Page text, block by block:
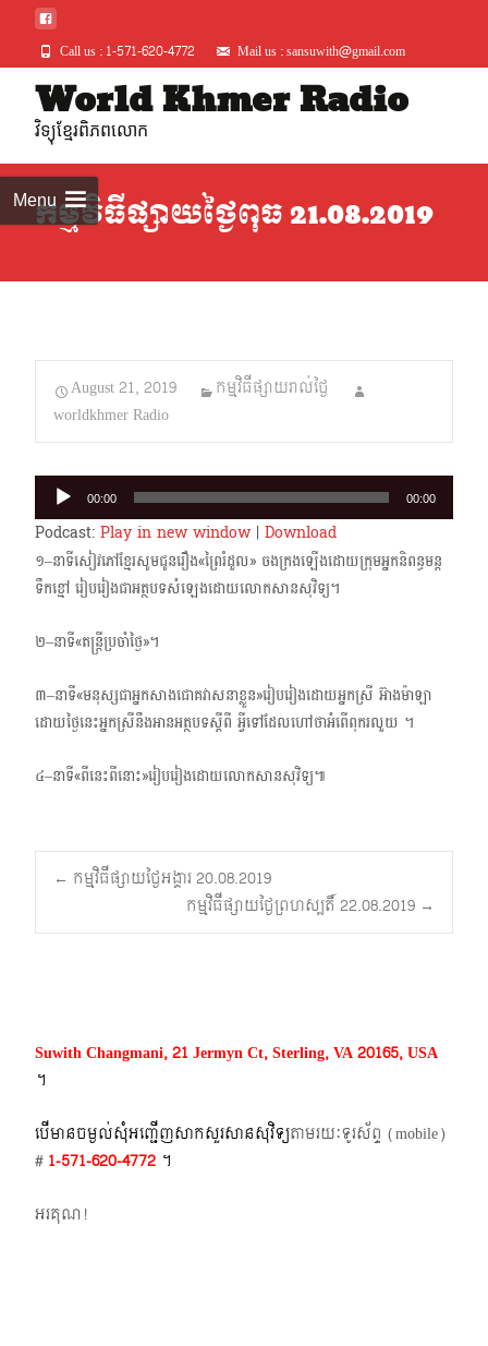
Call us : 1-571-620-4772 Mail us : sansuwith@gmail.com
World Khmer Radio
វិទ្យុខ្មែរពិភពលោក
Menuកម្មវិធីផ្សាយថ្ងៃពុធ 21.08.2019
August 21, 2019
កម្មវិធីផ្សាយរាល់ថ្ងៃ
worldkhmer Radio
Audio
Player
00:00 00:00
Podcast: Play in new window| Download
១–នាទីសៀវភៅខ្មែរសូមជូនរឿង«ព្រៃរំដួល» ចងក្រងឡើងដោយក្រុមអ្នកនិពន្ធមន្ត
ទឹកខ្មៅ រៀបរៀងជា​អត្ថបទសំឡេងដោយលោកសានសុវិទ្យ។
២–នាទី«តន្ត្រីប្រចាំថ្ងៃ»។
៣–នាទី«មនុស្សជាអ្នកសាងជោគវាសនាខ្លួន»រៀបរៀងដោយអ្នកស្រី អ៊ាងម៉ាឡា
ដោយថ្ងៃនេះអ្នកស្រី​នឹងអានអត្ថបទស្តីពី អ្វីទៅដែលហៅថាអំពើពុករលួយ ។
៤–នាទី«ពីនេះពីនោះ»រៀបរៀងដោយលោកសានសុវិទ្យ៕
Post
navigation
← កម្មវិធីផ្សាយថ្ងៃអង្គារ 20.08.2019
កម្មវិធីផ្សាយថ្ងៃព្រហស្បតិ៍ 22.08.2019 →
Suwith Changmani, 21 Jermyn Ct, Sterling, VA 20165, USA
។​
បើមានចម្ងល់​សុំអញ្ជើញសាកសួរសានសុវិទ្យតាមរយៈទូរស័ព្ទ​ (mobile)​
# 1-571-620-4772​ ។
អរគុណ!